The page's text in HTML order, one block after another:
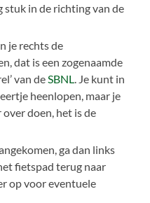
stuk in de richting van de
je rechts de
dat is een zogenaamde
van de SBNL
. Je kunt in
heenlopen, maar je
doen, het is de
ga dan links
fietspad terug naar
op voor eventuele